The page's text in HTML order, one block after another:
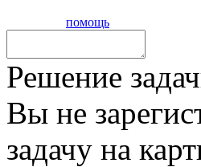
помощь
Решение
Вы не
задачу на